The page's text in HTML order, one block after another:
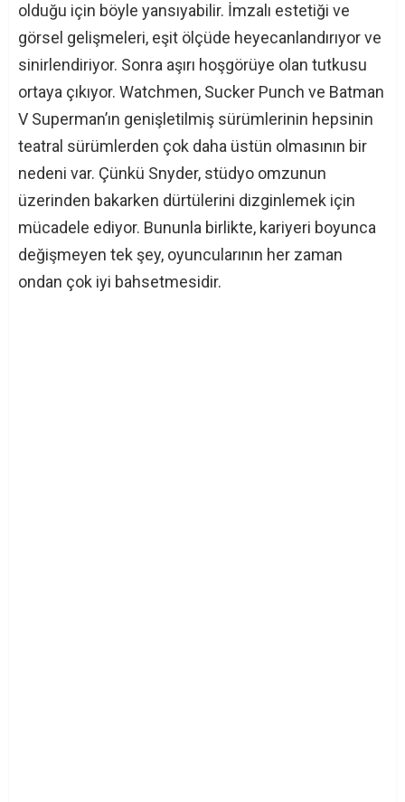
olduğu için böyle yansıyabilir. İmzalı estetiği ve
görsel gelişmeleri, eşit ölçüde heyecanlandırıyor ve
sinirlendiriyor. Sonra aşırı hoşgörüye olan tutkusu
ortaya çıkıyor. Watchmen, Sucker Punch ve Batman
V Superman’ın genişletilmiş sürümlerinin hepsinin
teatral sürümlerden çok daha üstün olmasının bir
nedeni var. Çünkü Snyder, stüdyo omzunun
üzerinden bakarken dürtülerini dizginlemek için
mücadele ediyor. Bununla birlikte, kariyeri boyunca
değişmeyen tek şey, oyuncularının her zaman
ondan çok iyi bahsetmesidir.